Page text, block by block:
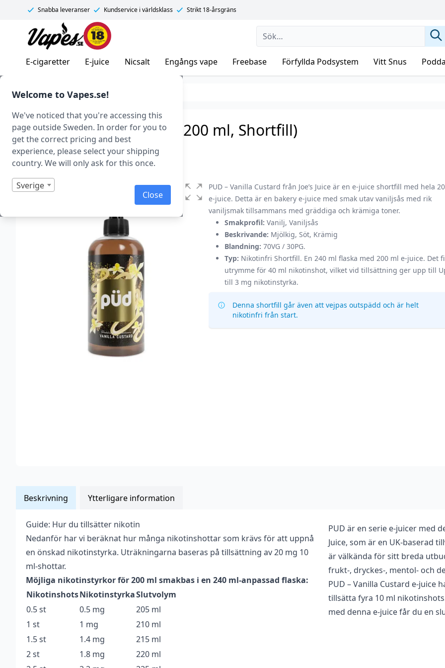
Welcome to Vapes.se!
We've noticed that you're accessing this
page outside Sweden. In order for you to
get the correct pricing and best
experience, please select your shipping
country. We will only ask for this once.
Sverige
Close
Snabba leveranser Kundservice i världsklass Strikt 18-årsgräns
Vapes.se
E-cigaretter E-juice Nicsalt Engångs vape Freebase Förfyllda Podsystem Vitt Snus
E-juice Smaker Frukt & Bär
PUD – Vanilla Custard (200 ml, Shortfill)
Art.nr: 41763
I lager
PUD – Vanilla Custard från Joe’s Juice är en e-juice shortfill med hela
e-juice. Detta är en bakery e-juice med smak utav vaniljsås med rik
vaniljsmak tillsammans med gräddiga och krämiga toner.
Smakprofil: Vanilj, Vaniljsås
Beskrivande: Mjölkig, Söt, Krämig
Blandning: 70VG / 30PG.
Typ: Nikotinfri Shortfill. En 240 ml flaska med 200 ml e-juice. Det
utrymme för 40 ml nikotinshot, vilket vid tillsättning ger upp till
till 3 mg nikotinstyrka.
Denna shortfill går även att vejpas outspädd och är helt
nikotinfri från start.
Beskrivning Ytterligare information
Guide: Hur du tillsätter nikotin
Nedanför har vi beräknat hur många nikotinshottar som krävs för att uppnå
en önskad nikotinstyrka. Uträkningarna baseras på tillsättning av 20 mg 10
ml-shottar.
Möjliga nikotinstyrkor för 200 ml smakbas i en 240 ml-anpassad flaska:
NikotinshotsNikotinstyrkaSlutvolym
0.5 st
0.5 mg
205 ml
1 st
1 mg
210 ml
1.5 st
1.4 mg
215 ml
2 st
1.8 mg
220 ml
PUD är en serie e-juicer med
Juice, som är en UK-baserad
är välkända för sitt breda
frukt-, dryckes-, mentol- och
PUD – Vanilla Custard e-
tillsätta fyra 10 ml
med denna e-juice får du en
Vikt
0,212 kg
Anpassad för
Upp till 3 mg
Antal ml
200 ml
Beskrivande
Mjölkig,Söt,Krämig
Blandning
70VG / 30PG
Flaskstorlek
240 ml